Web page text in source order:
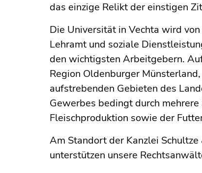
das einzige Relikt der einstigen
Die Universität in Vechta wird
Lehramt und soziale
den wichtigsten Arbeitgebern.
Region Oldenburger
aufstrebenden Gebieten des
Gewerbes bedingt durch
Fleischproduktion sowie der
Am Standort der Kanzlei
unterstützen unsere